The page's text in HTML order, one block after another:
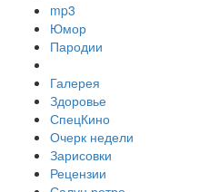
mp3
Юмор
Пародии
Галерея
Здоровье
СпецКино
Очерк недели
Зарисовки
Рецензии